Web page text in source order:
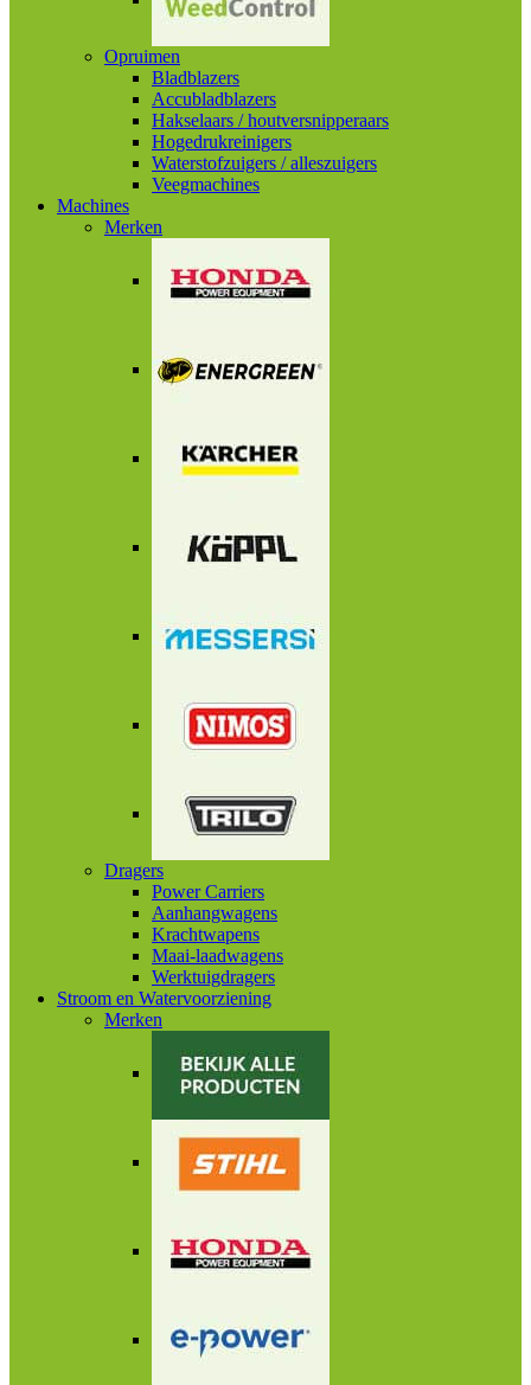
Opruimen
Bladblazers
Accubladblazers
Hakselaars / houtversnipperaars
Hogedrukreinigers
Waterstofzuigers / alleszuigers
Veegmachines
Machines
Merken
Dragers
Power Carriers
Aanhangwagens
Krachtwapens
Maai-laadwagens
Werktuigdragers
Stroom en Watervoorziening
Merken